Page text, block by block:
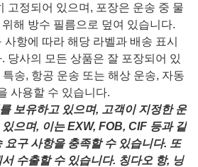
고정되어 있으며, 포장은 운송 중 물
해 방수 필름으로 덮여 있습니다.
항에 따라 해당 라벨과 배송 표시
당사의 모든 상품은 잘 포장되어 있
송, 항공 운송 또는 해상 운송, 자동
사용할 수 있습니다.
보유하고 있으며, 고객이 지정한 운
으며, 이는 EXW, FOB, CIF 등과 같
요구 사항을 충족할 수 있습니다. 또
수출할 수 있습니다. 칭다오 항, 닝